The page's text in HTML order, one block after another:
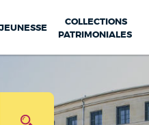
JEUNESSE
COLLECTIONS
PATRIMONIALES